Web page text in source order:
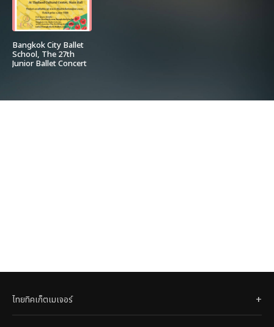
Bangkok City Ballet
School, The 27th
Junior Ballet Concert
ไทยทิคเก็ตเมเจอร์